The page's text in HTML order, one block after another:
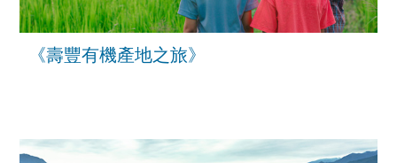
《壽豐有機產地之旅》